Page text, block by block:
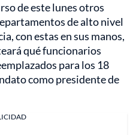
de este lunes otros
de alto nivel
con estas en sus manos,
qué funcionarios
para los 18
como presidente de